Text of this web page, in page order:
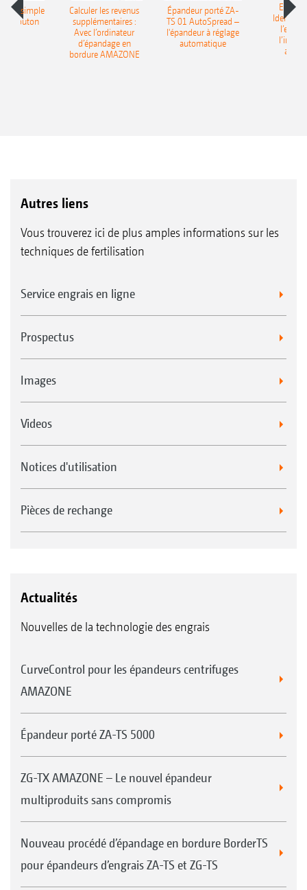
sur simple
bouton
Calculer les revenus
supplémentaires :
Avec l’ordinateur
d’épandage en
bordure AMAZONE
Épandeur porté ZA-
TS 01 AutoSpread –
l'épandeur à réglage
automatique
Autres liens
Vous trouverez ici de plus amples informations sur les
techniques de fertilisation
Service engrais en ligne
Prospectus
Images
Videos
Notices d'utilisation
Pièces de rechange
Actualités
Nouvelles de la technologie des engrais
CurveControl pour les épandeurs centrifuges
AMAZONE
Épandeur porté ZA-TS 5000
ZG-TX AMAZONE – Le nouvel épandeur
multiproduits sans compromis
Nouveau procédé d’épandage en bordure BorderTS
pour épandeurs d’engrais ZA-TS et ZG-TS